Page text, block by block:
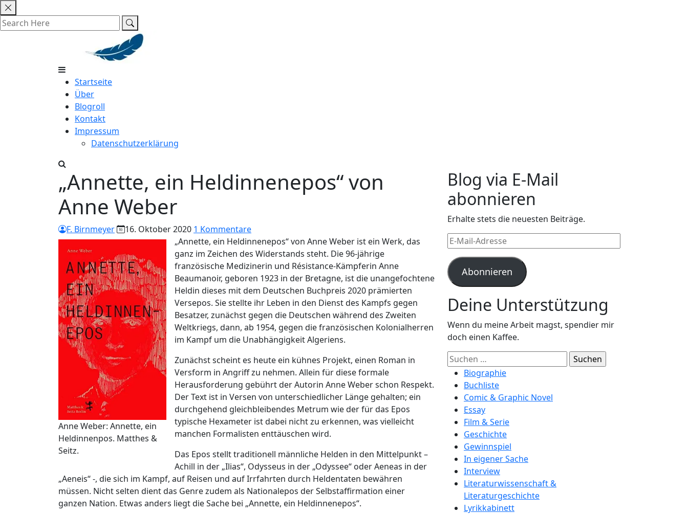
Skip
to
content
Startseite
Über
Blogroll
Kontakt
Impressum
Datenschutzerklärung
„Annette, ein Heldinnenepos“ von
Anne Weber
F. Birnmeyer 16. Oktober 2020 1 Kommentare
Anne Weber: Annette, ein
Heldinnenpos. Matthes &
Seitz.
„Annette, ein Heldinnenepos“ von Anne Weber ist ein Werk, das
ganz im Zeichen des Widerstands steht. Die 96-jährige
französische Medizinerin und Résistance-Kämpferin Anne
Beaumanoir, geboren 1923 in der Bretagne, ist die unangefochtene
Heldin dieses mit dem Deutschen Buchpreis 2020 prämierten
Versepos. Sie stellte ihr Leben in den Dienst des Kampfs gegen
Besatzer, zunächst gegen die Deutschen während des Zweiten
Weltkriegs, dann, ab 1954, gegen die französischen Kolonialherren
im Kampf um die Unabhängigkeit Algeriens.
Zunächst scheint es heute ein kühnes Projekt, einen Roman in
Versform in Angriff zu nehmen. Allein für diese formale
Herausforderung gebührt der Autorin Anne Weber schon Respekt.
Der Text ist in Versen von unterschiedlicher Länge gehalten; ein
durchgehend gleichbleibendes Metrum wie der für das Epos
typische Hexameter ist dabei nicht zu erkennen, was vielleicht
manchen Formalisten enttäuschen wird.
Das Epos stellt traditionell männliche Helden in den Mittelpunkt –
Achill in der „Ilias“, Odysseus in der „Odyssee“ oder Aeneas in der
„Aeneis“ -, die sich im Kampf, auf Reisen und auf Irrfahrten durch Heldentaten bewähren
müssen. Nicht selten dient das Genre zudem als Nationalepos der Selbstaffirmation einer
ganzen Nation. Etwas anders liegt die Sache bei „Annette, ein Heldinnenepos“.
Blog via E-Mail
abonnieren
Erhalte stets die neuesten Beiträge.
E-
Mail-
Adresse
Abonnieren
Deine Unterstützung
Wenn du meine Arbeit magst, spendier mir
doch einen Kaffee.
Suchen
nach:Biographie
Buchliste
Comic & Graphic Novel
Essay
Film & Serie
Geschichte
Gewinnspiel
In eigener Sache
Interview
Literaturwissenschaft &
Literaturgeschichte
Lyrikkabinett